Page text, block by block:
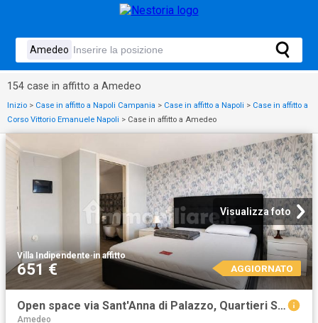
154 case in affitto a Amedeo
Inizio > Case in affitto a Napoli Campania > Case in affitto a Napoli > Case in affitto a
Corso Vittorio Emanuele Napoli > Case in affitto a Amedeo
Visualizza foto
Villa Indipendente·in affitto
651 € AGGIORNATO
Open space via Sant'Anna di Palazzo, Quartieri Spagnoli, Napoli
Amedeo